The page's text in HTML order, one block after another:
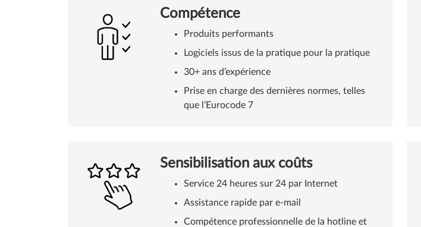
Compétence
Produits performants
Logiciels issus de la pratique pour la pratique
30+ ans d’expérience
Prise en charge des dernières normes, telles
que l’Eurocode 7
Sensibilisation aux coûts
Service 24 heures sur 24 par Internet
Assistance rapide par e-mail
Compétence professionnelle de la hotline et